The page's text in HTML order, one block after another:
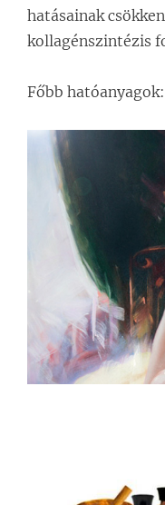
hatásainak
kollagénszintézis
Főbb